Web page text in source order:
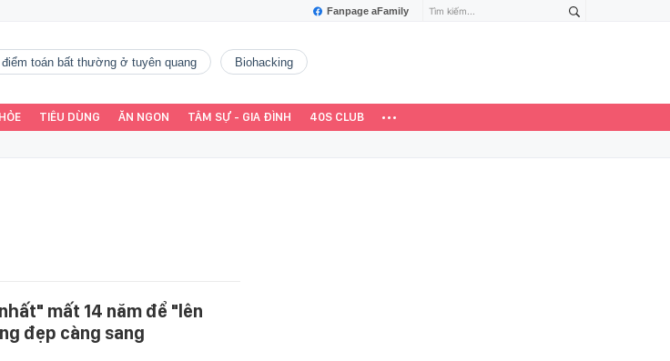
Fanpage aFamily
điểm toán bất thường ở tuyên quang Biohacking
TIÊU DÙNG ĂN NGON TÂM SỰ - GIA ĐÌNH 40S CLUB
mất 14 năm để "lên
đẹp càng sang